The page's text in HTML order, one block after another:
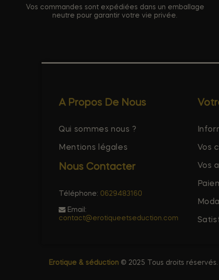
Vos commandes sont expédiées dans un emballage
neutre pour garantir votre vie privée.
A Propos De Nous
Qui sommes nous ?
Mentions légales
Nous Contacter
Téléphone: 0629483160
Email:
contact@erotiqueetseduction.com
Vos
Vos
Erotique & séduction © 2025 Tous droits réservés.